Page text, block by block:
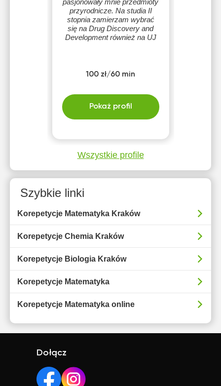
pasjonowały mnie przedmioty
przyrodnicze. Na studia II
stopnia zamierzam wybrać
się na Drug Discovery and
Development również na UJ
100 zł/60 min
Pokaż profil
Wszystkie profile
Szybkie linki
Korepetycje Matematyka Kraków
Korepetycje Chemia Kraków
Korepetycje Biologia Kraków
Korepetycje Matematyka
Korepetycje Matematyka online
Dołącz